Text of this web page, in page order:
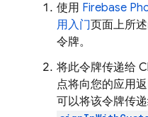
使用 Firebase
用入门页面上所
令牌。
将此令牌传递给
点将向您的应用
可以将该令牌传